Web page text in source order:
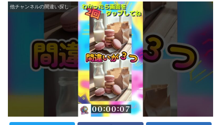
他チャンネルの間違い探し